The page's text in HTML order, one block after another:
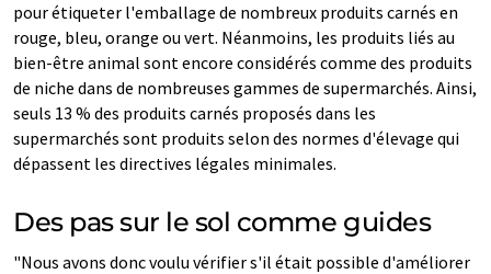
pour étiqueter l'emballage de nombreux produits carnés en
rouge, bleu, orange ou vert. Néanmoins, les produits liés au
bien-être animal sont encore considérés comme des produits
de niche dans de nombreuses gammes de supermarchés. Ainsi,
seuls 13 % des produits carnés proposés dans les
supermarchés sont produits selon des normes d'élevage qui
dépassent les directives légales minimales.
Des pas sur le sol comme guides
"Nous avons donc voulu vérifier s'il était possible d'améliorer